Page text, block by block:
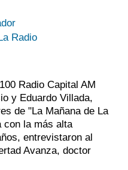
Radio
Radio Capital AM
y Eduardo Villada,
de "La Mañana de La
con la más alta
entrevistaron al
Avanza, doctor